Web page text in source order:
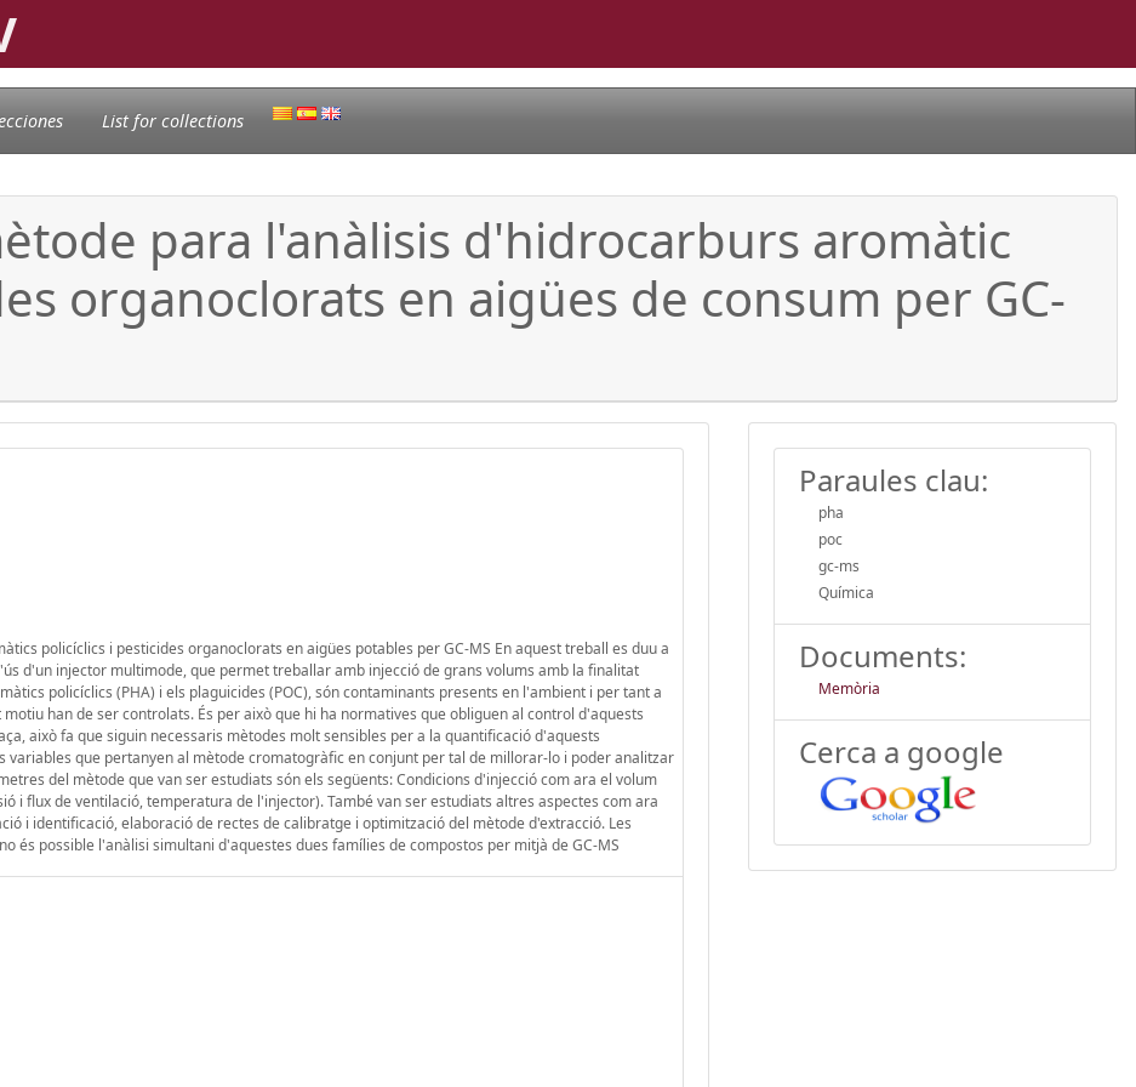
List for collections
para l'anàlisis d'hidrocarburs aromàtic
organoclorats en aigües de consum per GC-
policíclics i pesticides organoclorats en aigües potables per GC-MS En aquest treball es duu a
d'un injector multimode, que permet treballar amb injecció de grans volums amb la finalitat
policíclics (PHA) i els plaguicides (POC), són contaminants presents en l'ambient i per tant a
han de ser controlats. És per això que hi ha normatives que obliguen al control d'aquests
això fa que siguin necessaris mètodes molt sensibles per a la quantificació d'aquests
que pertanyen al mètode cromatogràfic en conjunt per tal de millorar-lo i poder analitzar
del mètode que van ser estudiats són els següents: Condicions d'injecció com ara el volum
i flux de ventilació, temperatura de l'injector). També van ser estudiats altres aspectes com ara
i identificació, elaboració de rectes de calibratge i optimització del mètode d'extracció. Les
és possible l'anàlisi simultani d'aquestes dues famílies de compostos per mitjà de GC-MS
Paraules clau:
pha
poc
gc-ms
Química
Documents:
Memòria
Cerca a google